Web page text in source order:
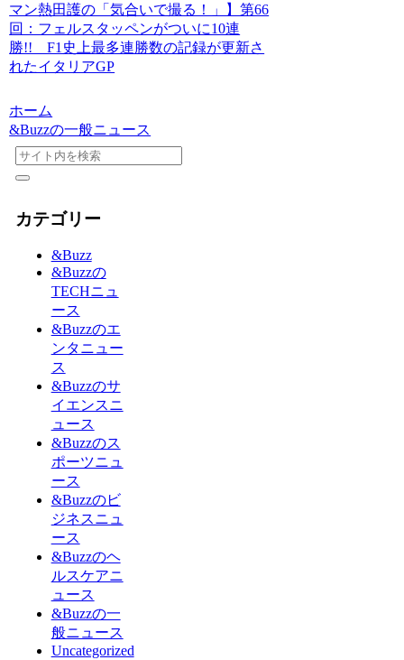
マン熱田護の「気合いで撮る！」】第66
回：フェルスタッペンがついに10連
勝!! F1史上最多連勝数の記録が更新さ
れたイタリアGP
ホーム
&Buzzの一般ニュース
カテゴリー
&Buzz
&Buzzの
TECHニュ
ース
&Buzzのエ
ンタニュー
ス
&Buzzのサ
イエンスニ
ュース
&Buzzのス
ポーツニュ
ース
&Buzzのビ
ジネスニュ
ース
&Buzzのヘ
ルスケアニ
ュース
&Buzzの一
般ニュース
Uncategorized